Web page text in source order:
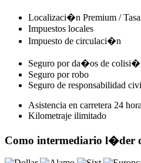
Localizaci�n Premium /
Impuestos locales
Impuesto de circulaci�n
Seguro por da�os de
Seguro por robo
Seguro de responsabilidad
Asistencia en carretera 24
Kilometraje ilimitado
Como intermediario l�der